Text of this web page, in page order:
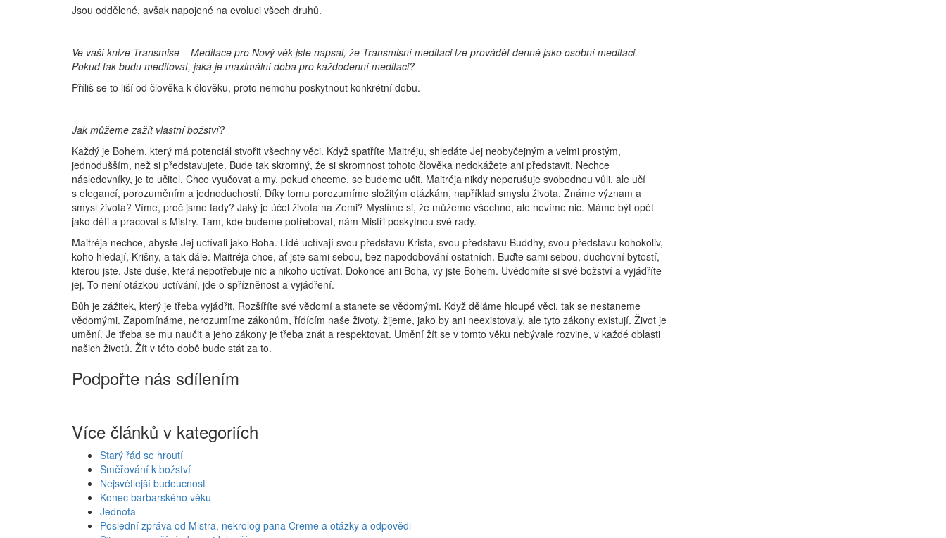
Jsou oddělené, avšak napojené na evoluci všech druhů.
Ve vaší knize Transmise – Meditace pro Nový věk jste napsal, že Transmisní meditaci lze provádět denně jako osobní meditaci.
Pokud tak budu meditovat, jaká je maximální doba pro každodenní meditaci?
Příliš se to liší od člověka k člověku, proto nemohu poskytnout konkrétní dobu.
Jak můžeme zažít vlastní božství?
Každý je Bohem, který má potenciál stvořit všechny věci. Když spatříte Maitréju, shledáte Jej neobyčejným a velmi prostým,
jednodušším, než si představujete. Bude tak skromný, že si skromnost tohoto člověka nedokážete ani představit. Nechce
následovníky, je to učitel. Chce vyučovat a my, pokud chceme, se budeme učit. Maitréja nikdy neporušuje svobodnou vůli, ale učí
s elegancí, porozuměním a jednoduchostí. Díky tomu porozumíme složitým otázkám, například smyslu života. Známe význam a
smysl života? Víme, proč jsme tady? Jaký je účel života na Zemi? Myslíme si, že můžeme všechno, ale nevíme nic. Máme být opět
jako děti a pracovat s Mistry. Tam, kde budeme potřebovat, nám Mistři poskytnou své rady.
Maitréja nechce, abyste Jej uctívali jako Boha. Lidé uctívají svou představu Krista, svou představu Buddhy, svou představu kohokoliv,
koho hledají, Krišny, a tak dále. Maitréja chce, ať jste sami sebou, bez napodobování ostatních. Buďte sami sebou, duchovní bytostí,
kterou jste. Jste duše, která nepotřebuje nic a nikoho uctívat. Dokonce ani Boha, vy jste Bohem. Uvědomíte si své božství a vyjádříte
jej. To není otázkou uctívání, jde o spřízněnost a vyjádření.
Bůh je zážitek, který je třeba vyjádřit. Rozšíříte své vědomí a stanete se vědomými. Když děláme hloupé věci, tak se nestaneme
vědomými. Zapomínáme, nerozumíme zákonům, řídícím naše životy, žijeme, jako by ani neexistovaly, ale tyto zákony existují. Život je
umění. Je třeba se mu naučit a jeho zákony je třeba znát a respektovat. Umění žít se v tomto věku nebývale rozvine, v každé oblasti
našich životů. Žít v této době bude stát za to.
Podpořte nás sdílením
Více článků v kategoriích
Starý řád se hroutí
Směřování k božství
Nejsvětlejší budoucnost
Konec barbarského věku
Jednota
Poslední zpráva od Mistra, nekrolog pana Creme a otázky a odpovědi